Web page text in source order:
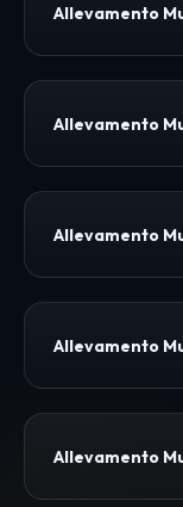
Allevamento
Allevamento
Allevamento
Allevamento
Allevamento